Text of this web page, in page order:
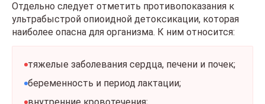
Отдельно следует отметить противопоказания к
ультрабыстрой опиоидной детоксикации, которая
наиболее опасна для организма. К ним относится:
тяжелые заболевания сердца, печени и почек;
беременность и период лактации;